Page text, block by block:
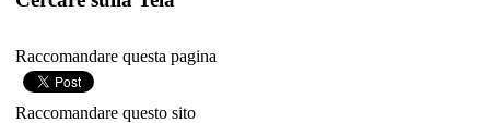
Raccomandare questa pagina
Raccomandare questo sito